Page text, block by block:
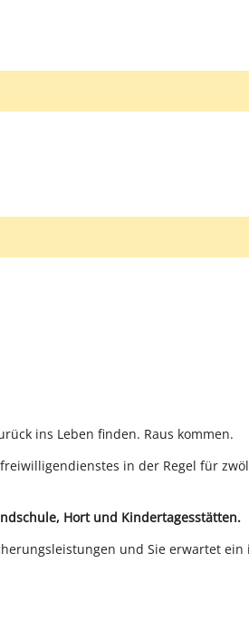
ins Leben finden. Raus kommen.
in der Regel für
Hort und Kindertagesstätten.
und Sie erwartet